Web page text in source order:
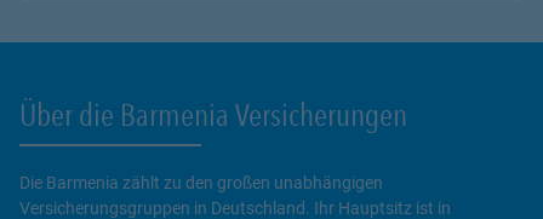
Über die Barmenia Versicherungen
Die Barmenia zählt zu den großen unabhängigen
Versicherungsgruppen in Deutschland. Ihr Hauptsitz ist in